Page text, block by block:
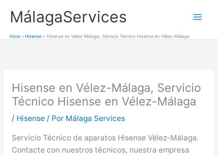
MálagaServices
Inicio Hisense Hisense en Vélez-Málaga, Servicio Técnico Hisense en Vélez-Málaga
Hisense en Vélez-Málaga, Servicio
Técnico Hisense en Vélez-Málaga
/ Hisense/ Por Málaga Services
Servicio Técnico de aparatos Hisense Vélez-Málaga.
Contacte con nuestros técnicos, nuestra empresa